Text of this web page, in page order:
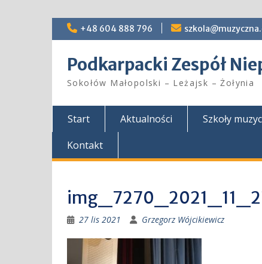
Skip
+48 604 888 796
Podkarpacki Zespół
Sokołów Małopolski – Leżajsk – Żołynia
Start Aktualności Szkoły
Kontakt
27 lis 2021 Grzegorz Wójcikiewicz